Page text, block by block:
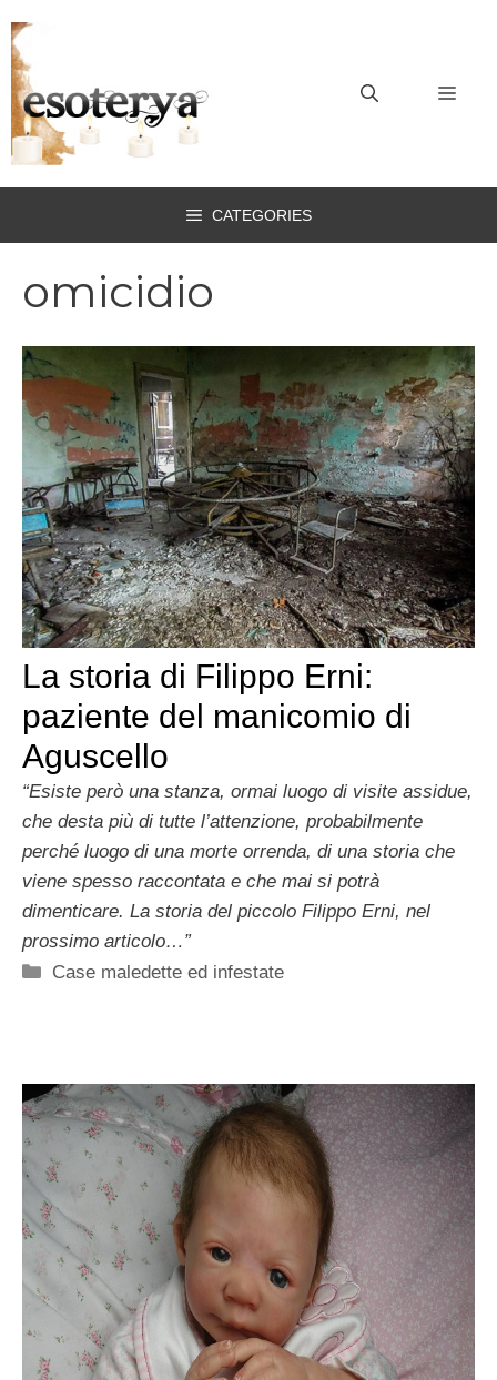
al
contenuto
CATEGORIES
omicidio
La storia di Filippo Erni:
paziente del manicomio di
Aguscello
“Esiste però una stanza, ormai luogo di visite assidue,
che desta più di tutte l’attenzione, probabilmente
perché luogo di una morte orrenda, di una storia che
viene spesso raccontata e che mai si potrà
dimenticare. La storia del piccolo Filippo Erni, nel
prossimo articolo…”
Categorie
Case maledette ed infestate